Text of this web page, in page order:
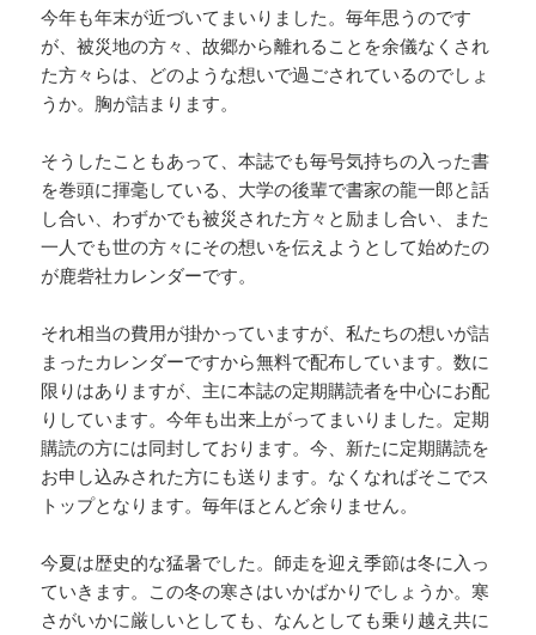
今年も年末が近づいてまいりました。毎年思うのです
が、被災地の方々、故郷から離れることを余儀なくされ
た方々らは、どのような想いで過ごされているのでしょ
うか。胸が詰まります。
そうしたこともあって、本誌でも毎号気持ちの入った書
を巻頭に揮毫している、大学の後輩で書家の龍一郎と話
し合い、わずかでも被災された方々と励まし合い、また
一人でも世の方々にその想いを伝えようとして始めたの
が鹿砦社カレンダーです。
それ相当の費用が掛かっていますが、私たちの想いが詰
まったカレンダーですから無料で配布しています。数に
限りはありますが、主に本誌の定期購読者を中心にお配
りしています。今年も出来上がってまいりました。定期
購読の方には同封しております。今、新たに定期購読を
お申し込みされた方にも送ります。なくなればそこでス
トップとなります。毎年ほとんど余りません。
今夏は歴史的な猛暑でした。師走を迎え季節は冬に入っ
ていきます。この冬の寒さはいかばかりでしょうか。寒
さがいかに厳しいとしても、なんとしても乗り越え共に